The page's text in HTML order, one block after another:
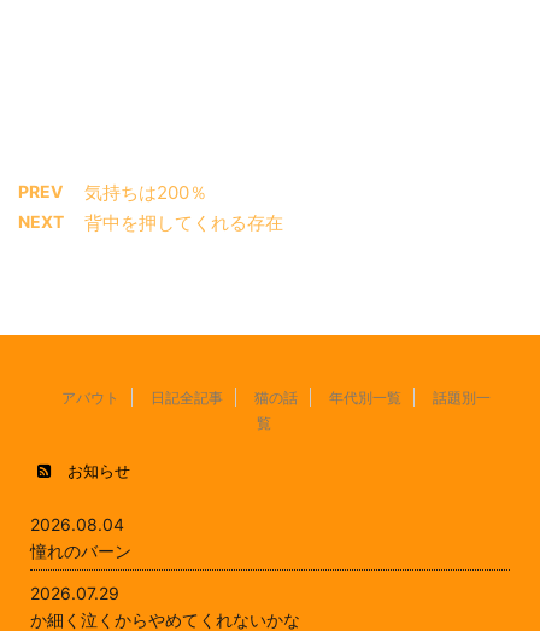
PREV 気持ちは200％
NEXT 背中を押してくれる存在
アバウト 日記全記事 猫の話 年代別一覧
話題別一
覧
お知らせ
2026.08.04
憧れのバーン
2026.07.29
か細く泣くからやめてくれないかな